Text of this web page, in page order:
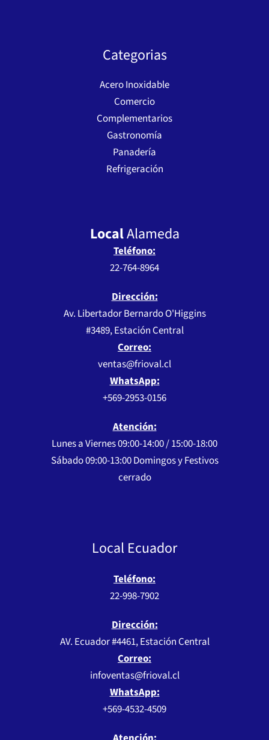
Categorias
Acero Inoxidable
Comercio
Complementarios
Gastronomía
Panadería
Refrigeración
LocalAlameda
Teléfono:
22-764-8964
Dirección:
Av. Libertador Bernardo O'Higgins
#3489, Estación Central
Correo:
ventas@frioval.cl
WhatsApp:
+569-2953-0156
Atención:
Lunes a Viernes 09:00-14:00 / 15:00-18:00
Sábado 09:00-13:00 Domingos y Festivos
cerrado
Local Ecuador
Teléfono:
22-998-7902
Dirección:
AV. Ecuador #4461, Estación Central
Correo:
infoventas@frioval.cl
WhatsApp:
+569-4532-4509